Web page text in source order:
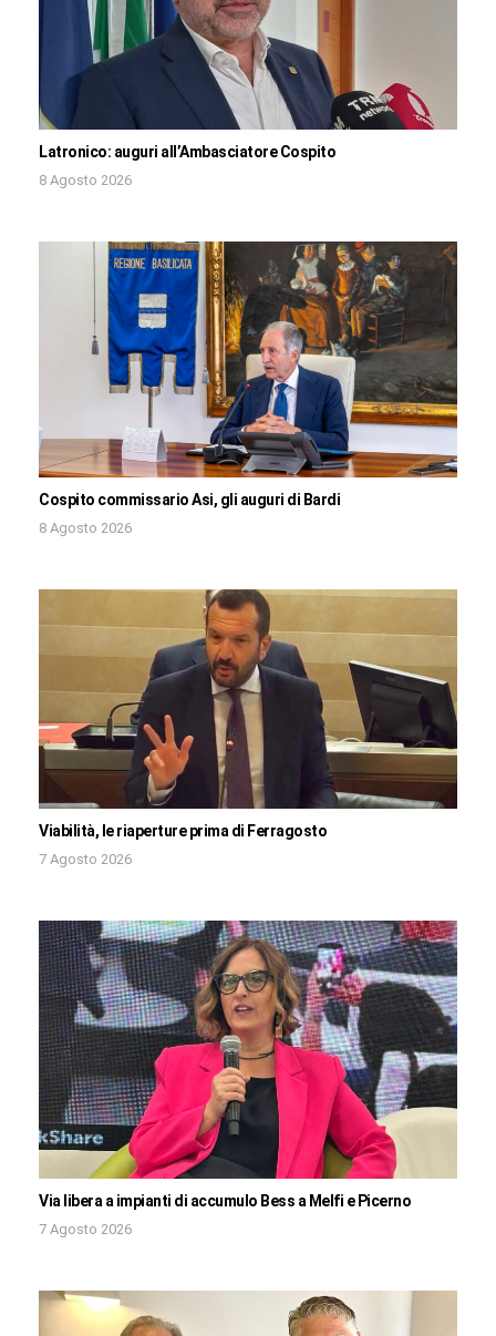
Latronico: auguri all’Ambasciatore Cospito
8 Agosto 2026
Cospito commissario Asi, gli auguri di Bardi
8 Agosto 2026
Viabilità, le riaperture prima di Ferragosto
7 Agosto 2026
Via libera a impianti di accumulo Bess a Melfi e Picerno
7 Agosto 2026